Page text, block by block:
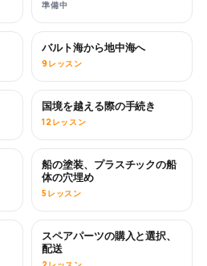
準備中
近日公開
バルト海から地中海へ
9レッスン
国境を越える際の手続き
12レッスン
近日公開
船の塗装、プラスチックの船
体の穴埋め
5レッスン
近日公開
スペアパーツの購入と選択、
配送